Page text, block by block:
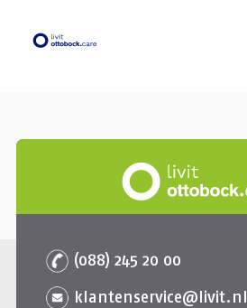
(088) 245 20 00
klantenservice@livit.nl